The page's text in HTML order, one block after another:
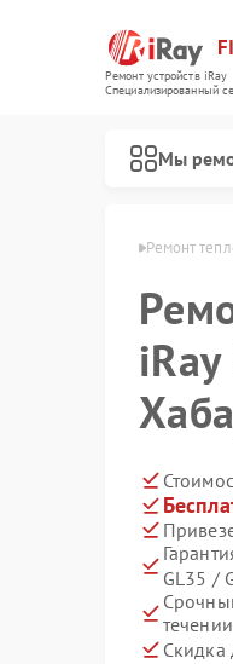
Ремонт устройств iRay
Специализированный
Мы
Ремонт
iRay
GL35 /
Скидка